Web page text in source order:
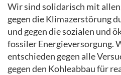
Wir sind solidarisch mit
gegen die Klimazerstörung
und gegen die sozialen und
fossiler Energieversorgung.
entschieden gegen alle
gegen den Kohleabbau für